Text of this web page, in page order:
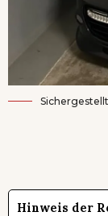
Hinweis der